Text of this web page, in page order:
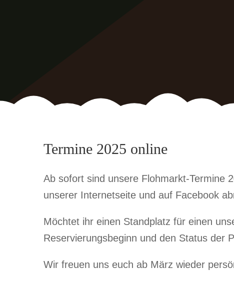
Termine 2025 online
Ab sofort sind unsere Flohmarkt-Termine
unserer Internetseite und auf Facebook
Möchtet ihr einen Standplatz für einen
Reservierungsbeginn und den Status der
Wir freuen uns euch ab März wieder